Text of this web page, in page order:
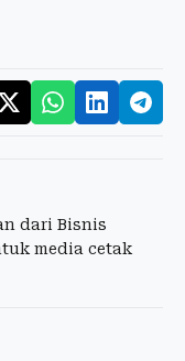
dari Bisnis
media cetak